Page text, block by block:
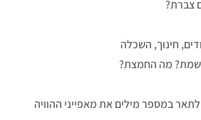
צברת?
חינוך, השכלה
מה החמצת?
במספר מילים את מאפייני ההוויה